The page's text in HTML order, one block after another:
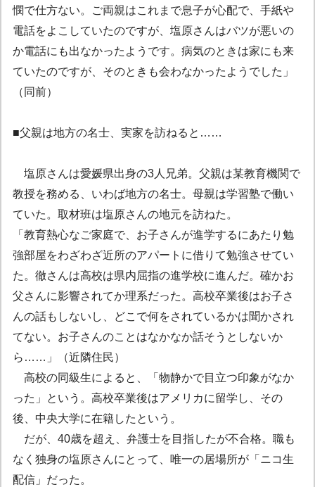
憫で仕方ない。ご両親はこれまで息子が心配で、手紙や
電話をよこしていたのですが、塩原さんはバツが悪いの
か電話にも出なかったようです。病気のときは家にも来
ていたのですが、そのときも会わなかったようでした」
（同前）
■父親は地方の名士、実家を訪ねると……
塩原さんは愛媛県出身の3人兄弟。父親は某教育機関で
教授を務める、いわば地方の名士。母親は学習塾で働い
ていた。取材班は塩原さんの地元を訪ねた。
「教育熱心なご家庭で、お子さんが進学するにあたり勉
強部屋をわざわざ近所のアパートに借りて勉強させてい
た。徹さんは高校は県内屈指の進学校に進んだ。確かお
父さんに影響されてか理系だった。高校卒業後はお子さ
んの話もしないし、どこで何をされているかは聞かされ
てない。お子さんのことはなかなか話そうとしないか
ら……」（近隣住民）
高校の同級生によると、「物静かで目立つ印象がなか
った」という。高校卒業後はアメリカに留学し、その
後、中央大学に在籍したという。
だが、40歳を超え、弁護士を目指したが不合格。職も
なく独身の塩原さんにとって、唯一の居場所が「ニコ生
配信」だった。